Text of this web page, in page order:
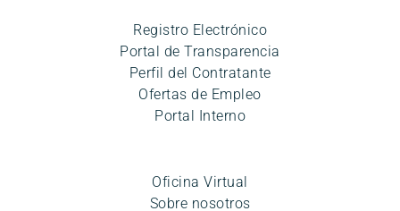
Registro Electrónico
Portal de Transparencia
Perfil del Contratante
Ofertas de Empleo
Portal Interno
Oficina Virtual
Sobre nosotros